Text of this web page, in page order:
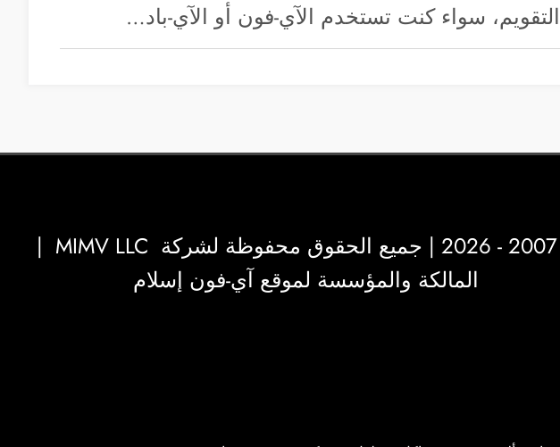
التقويم، سواء كنت تستخدم الآي-فون أو الآي-باد…
MIMV LLC
|
المالكة والمؤسسة لموقع آي-فون إسلام